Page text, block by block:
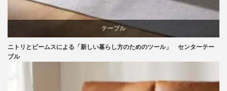
テーブル
ビーチ
ニトリとビームスによる「新しい暮らし方のためのツール」 センターテー
ブル